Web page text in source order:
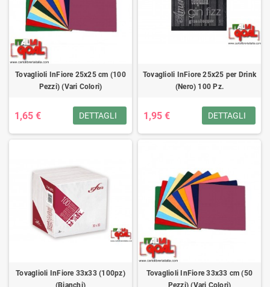
Tovaglioli InFiore 25x25 cm (100
Pezzi) (Vari Colori)
1,65 € DETTAGLI
Tovaglioli InFiore 25x25 per Drink
(Nero) 100 Pz.
1,95 € DETTAGLI
Tovaglioli InFiore 33x33 (100pz)
(Bianchi)
Tovaglioli InFiore 33x33 cm (50
Pezzi) (Vari Colori)